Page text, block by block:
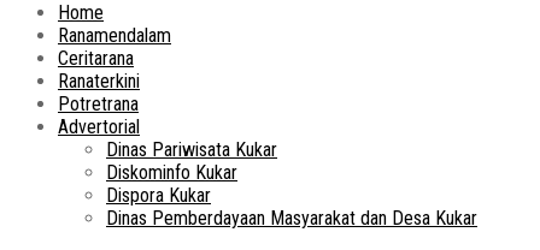
Home
Ranamendalam
Ceritarana
Ranaterkini
Potretrana
Advertorial
Dinas Pariwisata Kukar
Diskominfo Kukar
Dispora Kukar
Dinas Pemberdayaan Masyarakat dan Desa Kukar